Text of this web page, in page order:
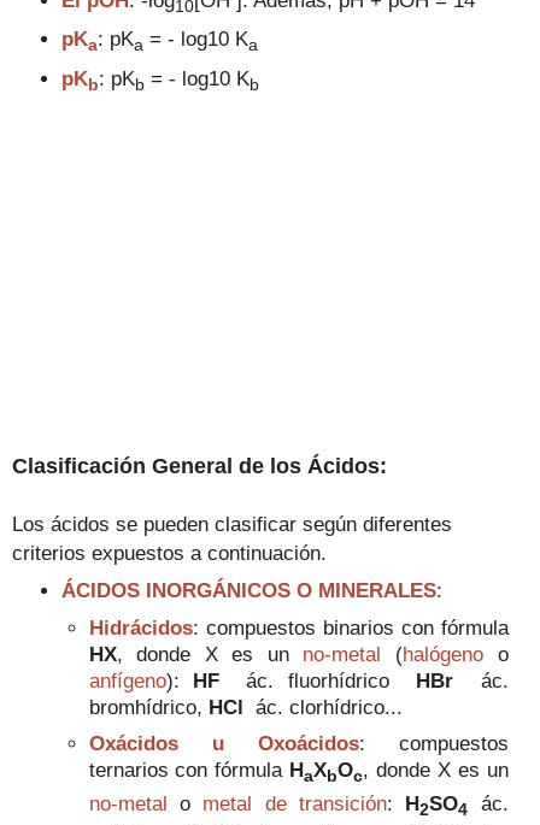
10
pKa: pKa = - log10 Ka
pK b: pKb = - log10 Kb
Clasificación General de los Ácidos:
Los ácidos se pueden clasificar según diferentes
criterios expuestos a continuación.
ÁCIDOS INORGÁNICOS O MINERALES:
Hidrácidos: compuestos binarios con fórmula
HX, donde X es un no-metal (halógenoo
anfígeno): HF ác. fluorhídricoHBr
ác.
bromhídrico, HCl ác. clorhídrico...
Oxácidos u Oxoácidos: compuestos
ternarios con fórmula HaXbOc, donde X es un
no-metal o metal de transición: H2SO4
ác.